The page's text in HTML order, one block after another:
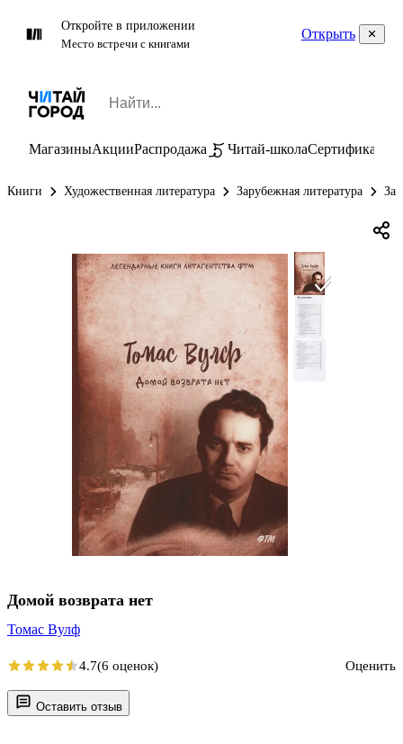
Откройте в приложении
Место встречи с книгами
Открыть
МагазиныАкцииРаспродажа Читай-школаСертификаты
Книги Художественная литература Зарубежная литература
Оставить отзыв
Домой возврата нет
Томас Вулф
4.7(6 оценок) Оценить